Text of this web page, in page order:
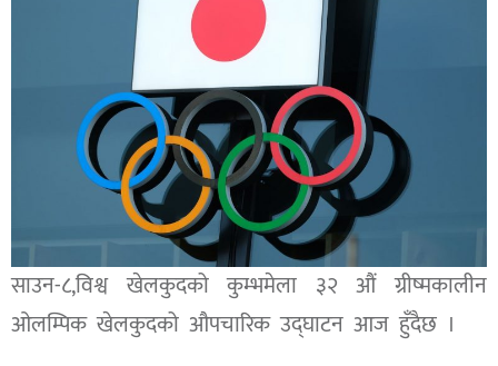
साउन-८,विश्व खेलकुदको कुम्भमेला ३२ औं ग्रीष्मकालीन
ओलम्पिक खेलकुदको औपचारिक उद्घाटन आज हुँदैछ ।